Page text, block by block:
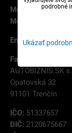
Mobil:
+421 907
Mobil:
Email:
Fakturačná adresa:
AUTOBIZNIS.SK
Opatovská 32
91101 Trenčín
IČO: 51337657
DIČ: 2120675667
podrobné
Ukázať